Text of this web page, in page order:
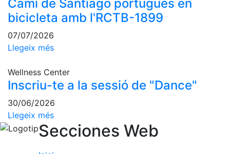
Activitats
Socials
Sortides
culturals
i
Inspirational
Talks
Calendari
d'Activitats
Socials
Camí de Santiago portuguès en
bicicleta amb l'RCTB-1899
07/07/2026
Llegeix més
Wellness Center
Inscriu-te a la sessió de "Dance"
30/06/2026
Llegeix més
Secciones Web